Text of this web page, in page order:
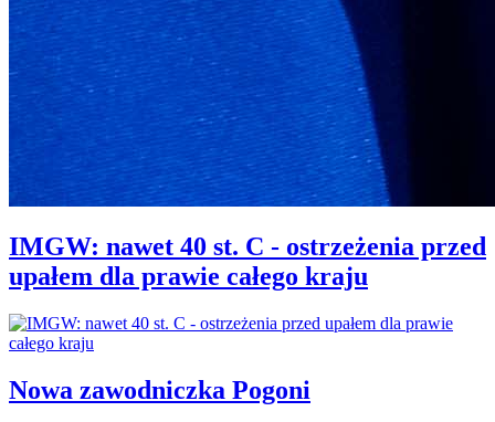
IMGW: nawet 40 st. C - ostrzeżenia przed
upałem dla prawie całego kraju
Nowa zawodniczka Pogoni